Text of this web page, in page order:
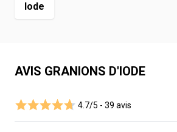
Iode
AVIS GRANIONS D'IODE
4.7/5 - 39 avis